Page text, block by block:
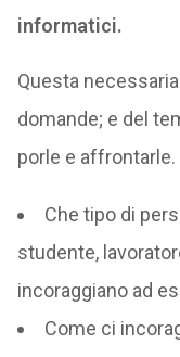
informatici.
Questa
domande; e del
porle e affrontarle.
Che tipo di
studente,
incoraggiano ad
Come ci